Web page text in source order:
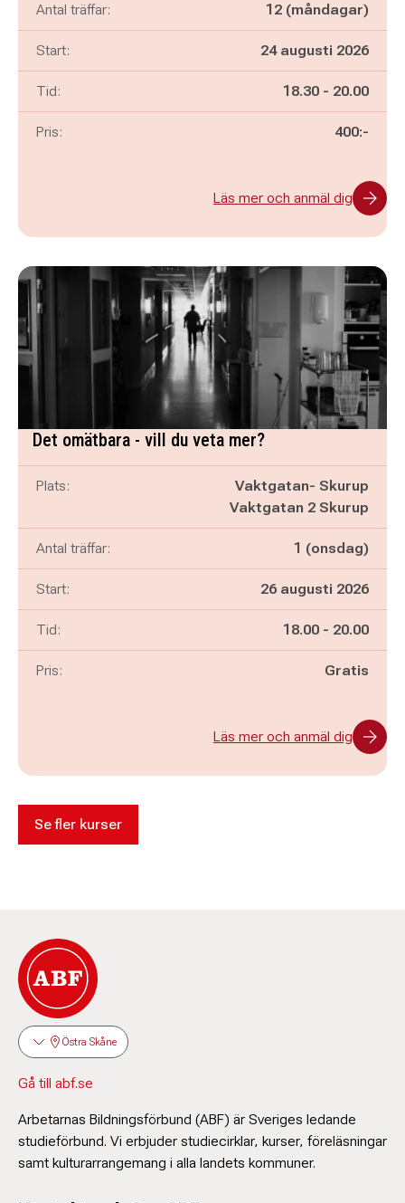
Antal träffar: 12 (måndagar)
Start: 24 augusti 2026
Tid: Pågår mellan
18.30 - och
20.00
Pris: 400:-
Läs mer och anmäl dig
Det omätbara - vill du veta mer?
Plats:
Vaktgatan- Skurup
Vaktgatan 2 Skurup
Antal träffar: 1 (onsdag)
Start: 26 augusti 2026
Tid: Pågår mellan
18.00 - och
20.00
Pris: Gratis
Läs mer och anmäl dig
Se fler kurser
Östra Skåne
Gå till abf.se
Arbetarnas Bildningsförbund (ABF) är Sveriges ledande
studieförbund. Vi erbjuder studiecirklar, kurser, föreläsningar
samt kulturarrangemang i alla landets kommuner.